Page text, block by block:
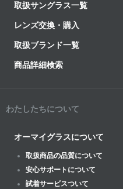
取扱サングラス一覧
レンズ交換・購入
取扱ブランド一覧
商品詳細検索
わたしたちについて
オーマイグラスについて
取扱商品の品質について
安心サポートについて
試着サービスついて